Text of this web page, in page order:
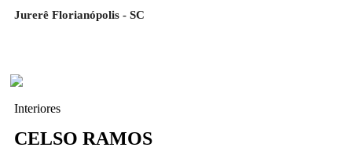
Jurerê Florianópolis - SC
Interiores
CELSO RAMOS